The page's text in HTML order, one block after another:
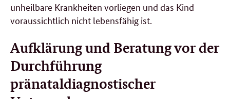
unheilbare Krankheiten vorliegen und das Kind
voraussichtlich nicht lebensfähig ist.
Aufklärung und Beratung vor der
Durchführung
pränataldiagnostischer